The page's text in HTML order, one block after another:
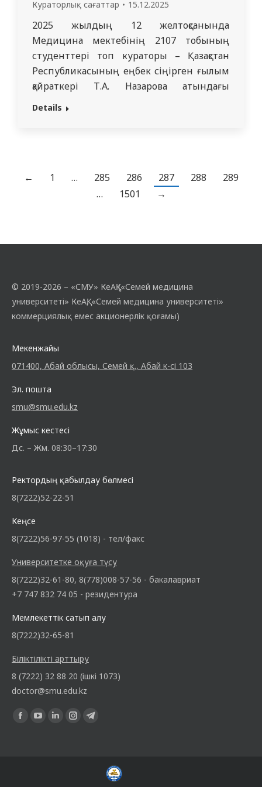
Кураторлық сағаттар 15.12.2025
2025 жылдың 12 желтоқсанында
Медицина мектебінің 2107 тобының
студенттері топ кураторы – Қазақстан
Республикасының еңбек сіңірген ғылым
қайраткері Т.А. Назарова атындағы
физиологиялық пәндер кафедрасының
қорындағы көркем құндылықтардың бай
коллекциясымен таныстық. Мұражай
Details
← 1 … 285 286 287 288
289
…
1501 →
© 2019-2026 – «СМУ» КеАҚ («Семей медицина
университеті» КеАҚ, «Семей медицина университеті»
коммерциялық емес акционерлік қоғамы)
Мекенжайы
071400, Абай облысы, Семей қ., Абай к-сі 103
Эл. пошта
smu@smu.edu.kz
Жұмыс кестесі
Дс. – Жм. 08:30–17:30
Ректордың қабылдау бөлмесі
8(7222)52-22-51
Кеңсе
8(7222)56-97-55 (1018) - тел/факс
Университетке оқуға түсу
8(7222)32-61-80, 8(778)008-57-56 - бакалавриат
+7 747 832 74 05 - резидентура
Мемлекеттік сатып алу
8(7222)32-65-81
Біліктілікті арттыру
8 (7222) 32 88 20 (ішкі 1073)
doctor@smu.edu.kz
Find us on: